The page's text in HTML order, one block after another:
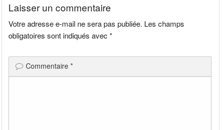
Laisser un commentaire
Votre adresse e-mail ne sera pas publiée. Les champs
obligatoires sont indiqués avec*
Commentaire*